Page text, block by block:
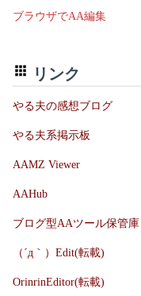
ブラウザでAA編集
リンク
やる夫の感想ブログ
やる夫系掲示板
AAMZ Viewer
AAHub
ブログ型AAツール保管庫
（´д｀）Edit(転載)
OrinrinEditor(転載)